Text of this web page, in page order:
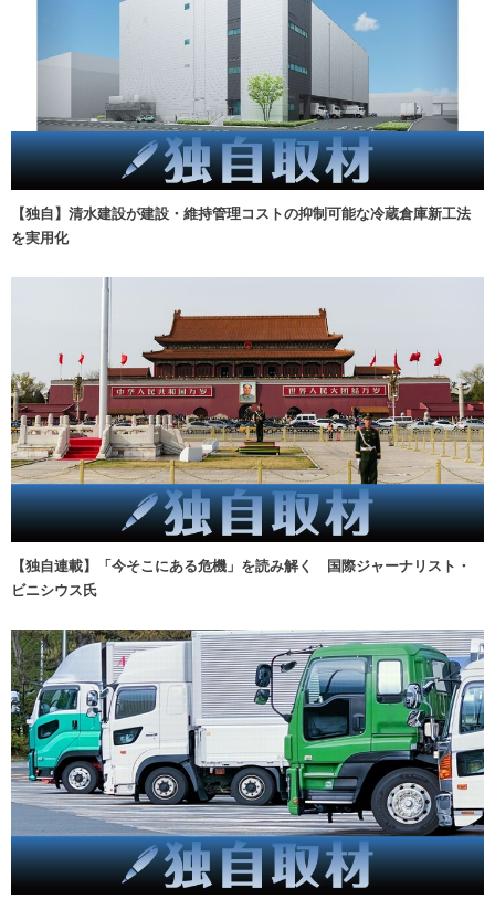
【独自】清水建設が建設・維持管理コストの抑制可能な冷蔵倉庫新工法
を実用化
【独自連載】「今そこにある危機」を読み解く 国際ジャーナリスト・
ビニシウス氏